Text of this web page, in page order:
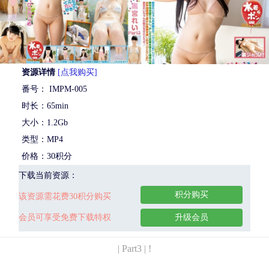
资源详情 [点我购买]
番号： IMPM-005
时长：65min
大小：1.2Gb
类型：MP4
价格：30积分
下载当前资源：
该资源需花费30积分购买
会员可享受免费下载特权
积分购买
升级会员
| Part3 | !